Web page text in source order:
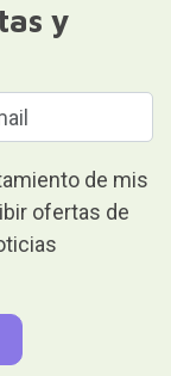
y
de mis
ofertas de